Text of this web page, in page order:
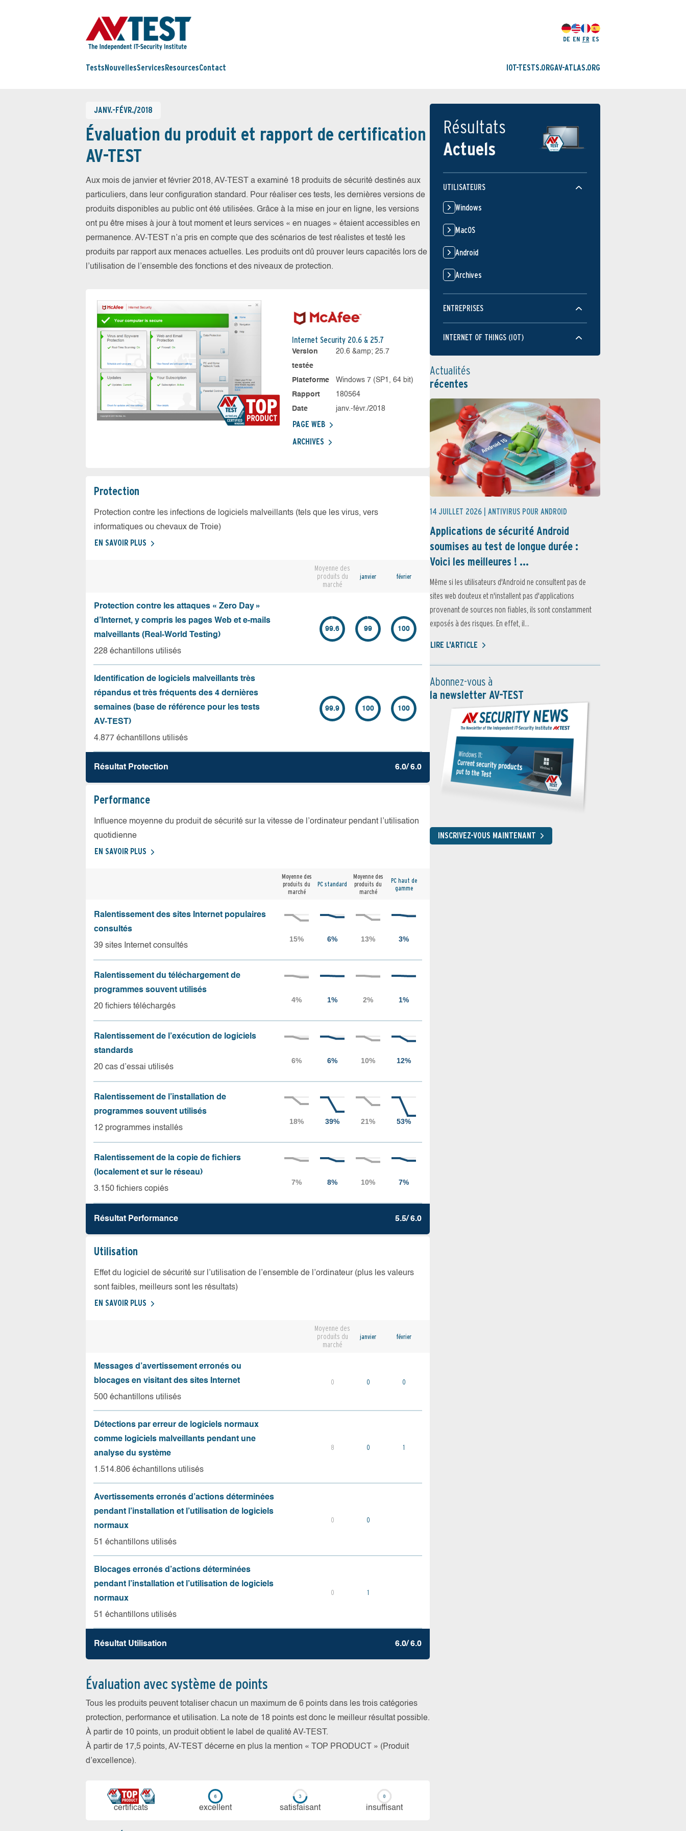
DE EN FR ES
Tests NouvellesServices ResourcesContact IOT-TESTS.ORGAV-ATLAS.ORG
JANV.-FÉVR./2018
Évaluation du produit et rapport de certification
AV-TEST
Aux mois de janvier et février 2018, AV-TEST a examiné 18 produits de sécurité destinés aux
particuliers, dans leur configuration standard. Pour réaliser ces tests, les dernières versions de
produits disponibles au public ont été utilisées. Grâce à la mise en jour en ligne, les versions
ont pu être mises à jour à tout moment et leurs services « en nuages » étaient accessibles en
permanence. AV-TEST n’a pris en compte que des scénarios de test réalistes et testé les
produits par rapport aux menaces actuelles. Les produits ont dû prouver leurs capacités lors de
l’utilisation de l’ensemble des fonctions et des niveaux de protection.
Internet Security 20.6 & 25.7
Version
testée
20.6 &amp; 25.7
Plateforme
Windows 7 (SP1, 64 bit)
Rapport
180564
Date
janv.-févr./2018
PAGE WEB
ARCHIVES
Protection
Protection contre les infections de logiciels malveillants (tels que les virus, vers
informatiques ou chevaux de Troie)
EN SAVOIR PLUS
Moyenne des
produits du
marché
janvier février
Protection contre les attaques « Zero Day »
d’Internet, y compris les pages Web et e-mails
malveillants (Real-World Testing)
228 échantillons utilisés
99.6 99 100
Identification de logiciels malveillants très
répandus et très fréquents des 4 dernières
semaines (base de référence pour les tests
AV-TEST)
4.877 échantillons utilisés
99.9 100 100
Résultat Protection 6.0/ 6.0
Performance
Influence moyenne du produit de sécurité sur la vitesse de l’ordinateur pendant l’utilisation
quotidienne
EN SAVOIR PLUS
Moyenne des
produits du
marché
PC standard
Moyenne des
produits du
marché
PC haut de
gamme
Ralentissement des sites Internet populaires
consultés
39 sites Internet consultés
Ralentissement du téléchargement de
programmes souvent utilisés
20 fichiers téléchargés
Ralentissement de l’exécution de logiciels
standards
20 cas d’essai utilisés
Ralentissement de l’installation de
programmes souvent utilisés
12 programmes installés
Ralentissement de la copie de fichiers
(localement et sur le réseau)
3.150 fichiers copiés
Résultat Performance 5.5/ 6.0
Utilisation
Effet du logiciel de sécurité sur l’utilisation de l’ensemble de l’ordinateur (plus les valeurs
sont faibles, meilleurs sont les résultats)
EN SAVOIR PLUS
Moyenne des
produits du
marché
janvier février
Messages d’avertissement erronés ou
blocages en visitant des sites Internet
500 échantillons utilisés
0 0 0
Détections par erreur de logiciels normaux
comme logiciels malveillants pendant une
analyse du système
1.514.806 échantillons utilisés
8 0 1
Avertissements erronés d’actions déterminées
pendant l’installation et l’utilisation de logiciels
normaux
51 échantillons utilisés
0 0
Blocages erronés d’actions déterminées
pendant l’installation et l’utilisation de logiciels
normaux
51 échantillons utilisés
0 1
Résultat Utilisation 6.0/ 6.0
Évaluation avec système de points
Tous les produits peuvent totaliser chacun un maximum de 6 points dans les trois catégories
protection, performance et utilisation. La note de 18 points est donc le meilleur résultat possible.
À partir de 10 points, un produit obtient le label de qualité AV-TEST.
À partir de 17,5 points, AV-TEST décerne en plus la mention « TOP PRODUCT » (Produit
d’excellence).
certi­ficats ex­cellent sa­tis­fai­sant in­suf­fi­sant
Résultats
Actuels
UTILISATEURS
Windows
MacOS
Android
Archives
ENTREPRISES
INTERNET OF THINGS (IOT)
Actualités
récentes
14 JUILLET 2026 | ANTIVIRUS POUR ANDROID
Applications de sécurité Android
soumises au test de longue durée :
Voici les meilleures ! ...
Même si les utilisateurs d'Android ne consultent pas de
sites web douteux et n'installent pas d'applications
provenant de sources non fiables, ils sont constamment
exposés à des risques. En effet, il...
LIRE L'ARTICLE
Abonnez-vous à
la newsletter AV-TEST
INSCRIVEZ-VOUS MAINTENANT